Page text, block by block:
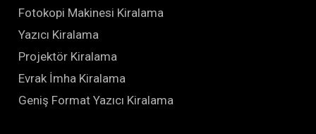
Fotokopi Makinesi Kiralama
Yazıcı Kiralama
Projektör Kiralama
Evrak İmha Kiralama
Geniş Format Yazıcı Kiralama